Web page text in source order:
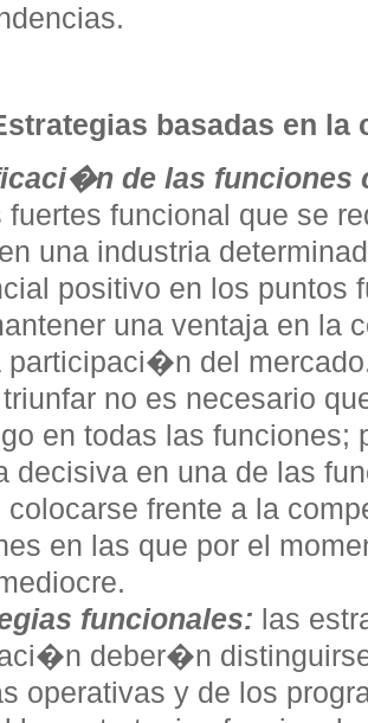
basadas en
de las funciones
fuertes funcional que se
una industria
positivo en los puntos
una ventaja en la
participaci�n del
no es necesario
en todas las funciones;
decisiva en una de las
frente a la
en las que por el
funcionales: las
deber�n
operativas y de los